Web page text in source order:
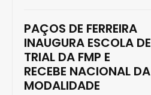
PAÇOS DE FERREIRA
INAUGURA ESCOLA DE
TRIAL DA FMP E
RECEBE NACIONAL DA
MODALIDADE